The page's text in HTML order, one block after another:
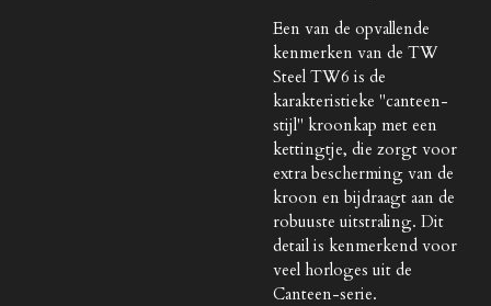
Een van de opvallende
kenmerken van de TW
Steel TW6 is de
karakteristieke "canteen-
stijl" kroonkap met een
kettingtje, die zorgt voor
extra bescherming van de
kroon en bijdraagt aan de
robuuste uitstraling. Dit
detail is kenmerkend voor
veel horloges uit de
Canteen-serie.